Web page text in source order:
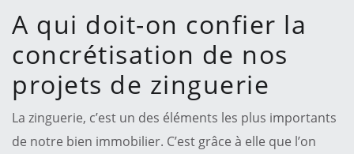
A qui doit-on confier la
concrétisation de nos
projets de zinguerie
La zinguerie, c’est un des éléments les plus importants
de notre bien immobilier. C’est grâce à elle que l’on